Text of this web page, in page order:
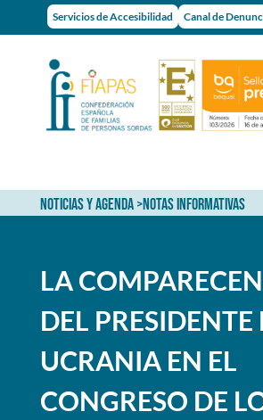
Servicios de Accesibilidad Canal de
NOTICIAS Y AGENDA>NOTAS INFORMATIVAS
LA
DEL PRESIDENTE
UCRANIA EN EL
CONGRESO DE